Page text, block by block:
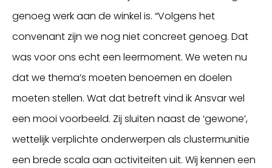
genoeg werk aan de winkel is. “Volgens het
convenant zijn we nog niet concreet genoeg. Dat
was voor ons echt een leermoment. We weten nu
dat we thema’s moeten benoemen en doelen
moeten stellen. Wat dat betreft vind ik Ansvar wel
een mooi voorbeeld. Zij sluiten naast de ‘gewone’,
wettelijk verplichte onderwerpen als clustermunitie
een brede scala aan activiteiten uit. Wij kennen een